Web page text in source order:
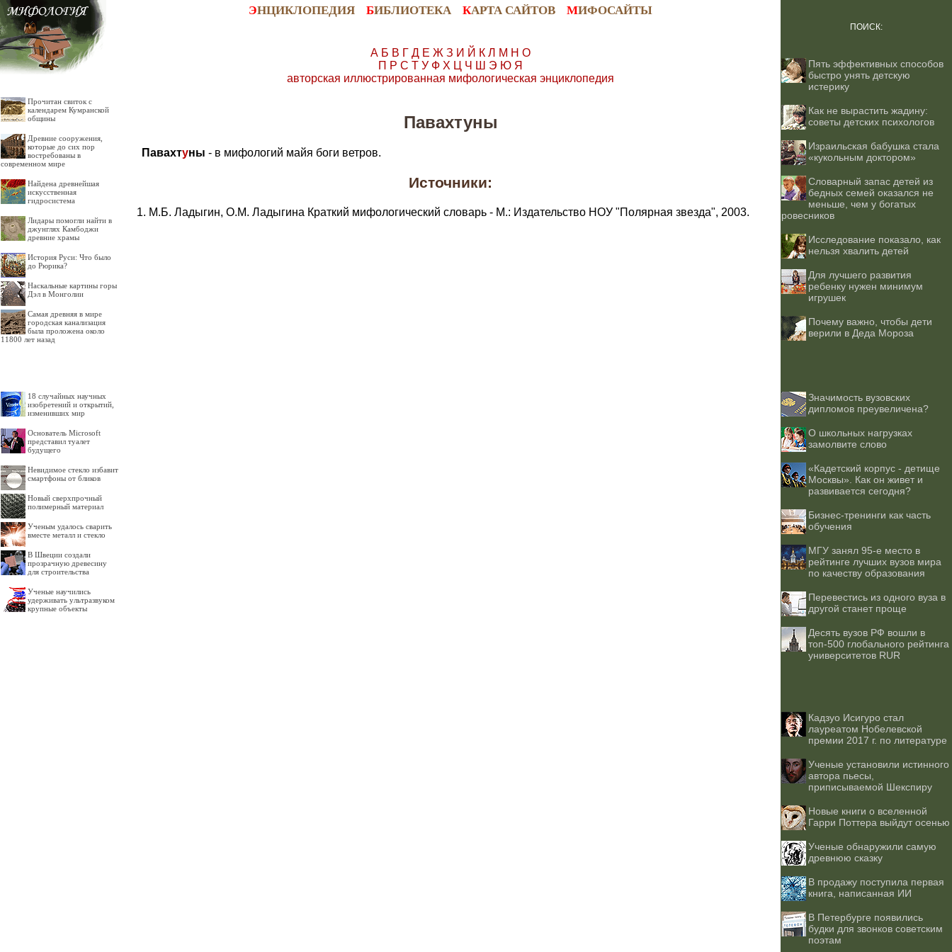
ЭНЦИКЛОПЕДИЯ БИБЛИОТЕКА КАРТА САЙТОВ МИФОСАЙТЫ
Прочитан свиток с
календарем Кумранской
общины
Древние сооружения,
которые до сих пор
востребованы в
современном мире
Найдена древнейшая
искусственная
гидросистема
Лидары помогли найти в
джунглях Камбоджи
древние храмы
История Руси: Что было
до Рюрика?
Наскальные картины горы
Дэл в Монголии
Самая древняя в мире
городская канализация
была проложена около
11800 лет назад
18 случайных научных
изобретений и открытий,
изменивших мир
Основатель Microsoft
представил туалет
будущего
Невидимое стекло избавит
смартфоны от бликов
Новый сверхпрочный
полимерный материал
Ученым удалось сварить
вместе металл и стекло
В Швеции создали
прозрачную древесину
для строительства
Ученые научились
удерживать ультразвуком
крупные объекты
А Б В Г Д Е Ж З И Й К Л М Н О
П Р С Т У Ф Х Ц Ч Ш Э Ю Я
авторская иллюстрированная мифологическая энциклопедия
Павахтуны
Павахтуны - в мифологий майя боги ветров.
Источники:
М.Б. Ладыгин, О.М. Ладыгина Краткий мифологический словарь - М.: Издательство НОУ "Полярная звезда", 2003.
ПОИСК:
Пять эффективных способов
быстро унять детскую
истерику
Как не вырастить жадину:
советы детских психологов
Израильская бабушка стала
«кукольным доктором»
Словарный запас детей из
бедных семей оказался не
меньше, чем у богатых
ровесников
Исследование показало, как
нельзя хвалить детей
Для лучшего развития
ребенку нужен минимум
игрушек
Почему важно, чтобы дети
верили в Деда Мороза
Значимость вузовских
дипломов преувеличена?
О школьных нагрузках
замолвите слово
«Кадетский корпус - детище
Москвы». Как он живет и
развивается сегодня?
Бизнес-тренинги как часть
обучения
МГУ занял 95-е место в
рейтинге лучших вузов мира
по качеству образования
Перевестись из одного вуза в
другой станет проще
Десять вузов РФ вошли в
топ-500 глобального рейтинга
университетов RUR
Кадзуо Исигуро стал
лауреатом Нобелевской
премии 2017 г. по литературе
Ученые установили истинного
автора пьесы,
приписываемой Шекспиру
Новые книги о вселенной
Гарри Поттера выйдут осенью
Ученые обнаружили самую
древнюю сказку
В продажу поступила первая
книга, написанная ИИ
В Петербурге появились
будки для звонков советским
поэтам